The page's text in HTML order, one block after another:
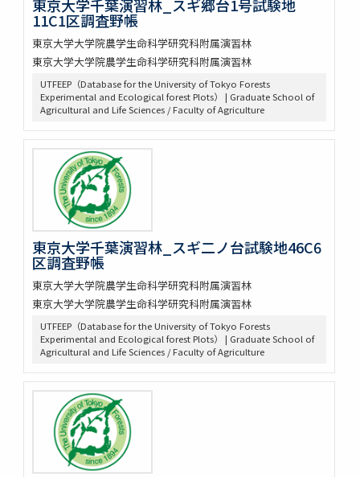
東京大学千葉演習林_スギ郷台1号試験地
11C1区調査野帳
東京大学大学院農学生命科学研究科附属演習林
東京大学大学院農学生命科学研究科附属演習林
UTFEEP（Database for the University of Tokyo Forests
Experimental and Ecological forest Plots） | Graduate School of
Agricultural and Life Sciences / Faculty of Agriculture
東京大学千葉演習林_スギ二ノ台試験地46C6
区調査野帳
東京大学大学院農学生命科学研究科附属演習林
東京大学大学院農学生命科学研究科附属演習林
UTFEEP（Database for the University of Tokyo Forests
Experimental and Ecological forest Plots） | Graduate School of
Agricultural and Life Sciences / Faculty of Agriculture